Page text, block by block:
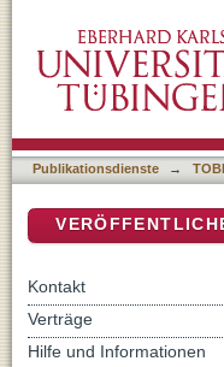
Kommunalen
Publikationsdienste →
Kontakt
Verträge
Hilfe und Informationen